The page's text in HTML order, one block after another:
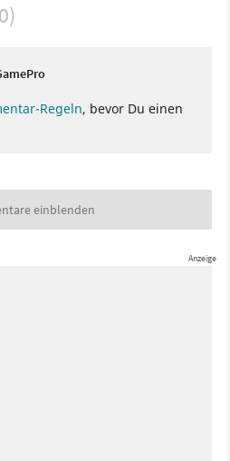
Regeln, bevor Du einen
einblenden